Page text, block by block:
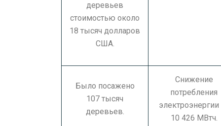
деревьев
стоимостью около
18 тысяч долларов
США.
Было посажено
107 тысяч
деревьев.
Снижение
потребления
электроэнергии
10 426 МВтч.